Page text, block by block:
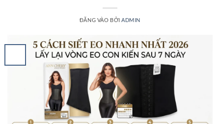
ĐĂNG VÀO BỞIADMIN